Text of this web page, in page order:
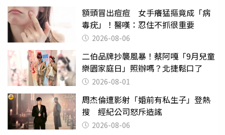
額頭冒出痘痘 女手癢猛摳竟成「病
毒疣」！醫嘆：忍住不抓很重要
2026-08-06
二伯品牌抄襲風暴！蔡阿嘎「9月兒童
樂園家庭日」照辦嗎？北捷鬆口了
2026-08-01
周杰倫遭影射「婚前有私生子」登熱
搜 經紀公司怒斥造謠
2026-08-06